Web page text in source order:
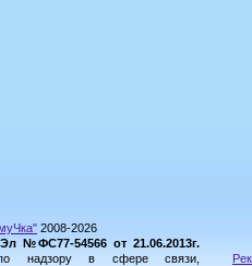
2008-2026
Эл №ФС77-54566 от 21.06.2013г.
надзору в сфере связи,